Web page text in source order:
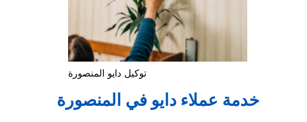
توكيل دايو المنصورة
خدمة عملاء دايو في المنصورة